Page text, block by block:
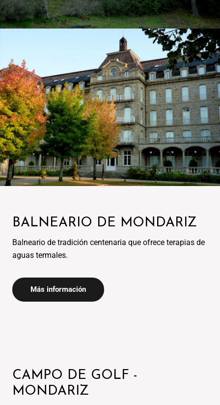
BALNEARIO DE MONDARIZ
Balneario de tradición centenaria que ofrece terapias de
Más información
CAMPO DE GOLF -
MONDARIZ